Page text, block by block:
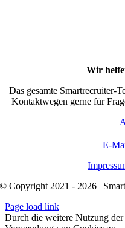
Wir
Das gesamte Smartrecruiter-
Kontaktwegen gerne für
E-
© Copyright 2021 - 2026 |
Page load link
Durch die weitere Nutzung der